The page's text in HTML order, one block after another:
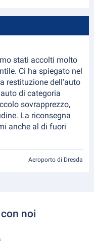
stati accolti molto
Ci ha spiegato nel
restituzione dell'auto
di categoria
sovrapprezzo,
La riconsegna
anche al di fuori
Aeroporto di Dresda
noi